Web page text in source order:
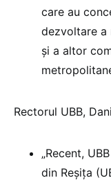
care au
dezvoltare a
și a altor
Rectorul UBB,
„Recent,
din Reșița